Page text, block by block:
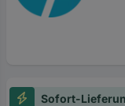
Sofort-